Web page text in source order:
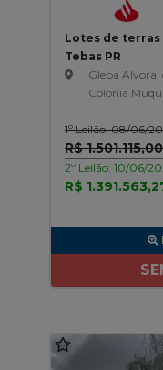
Lotes de terras
Tebas PR
Gleba
Colônia
1º Leilão: 08/06/
R$ 1.501.115,00
2º Leilão: 10/06/
R$